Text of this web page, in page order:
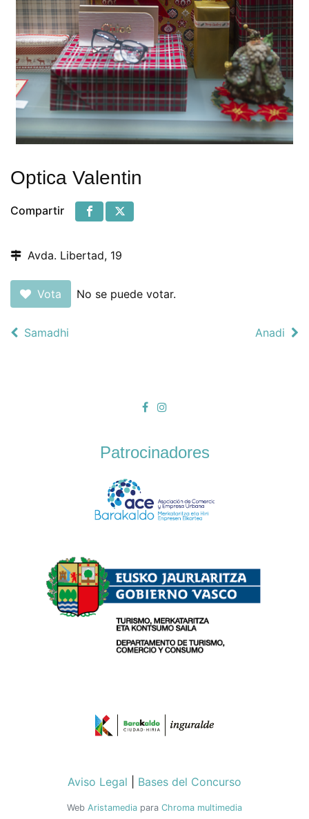
Optica Valentin
Compartir
Avda. Libertad, 19
Vota No se puede votar.
Samadhi Anadi
Patrocinadores
Aviso Legal Bases del Concurso
Web Aristamedia para Chroma multimedia